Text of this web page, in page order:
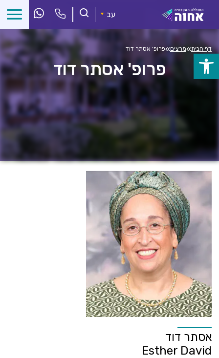
פתח
סרגל
התוכן
עב
דף הבית»מרצים»פרופ' אסתר דוד
פרופ' אסתר דוד
אסתר דוד
Esther David